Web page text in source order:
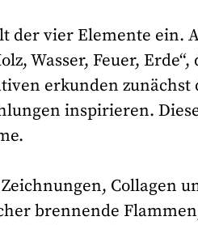
der vier Elemente ein.
Wasser, Feuer,
erkunden
inspirieren.
Collagen
brennende